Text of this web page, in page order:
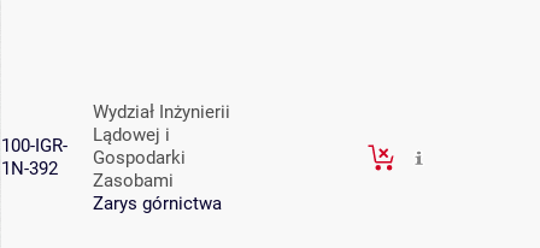
100-IGR-
1N-392
Wydział Inżynierii
Lądowej i
Gospodarki
Zasobami
Zarys górnictwa